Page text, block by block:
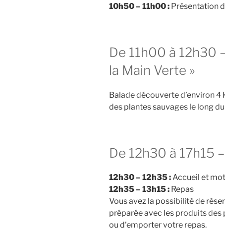
10h50 – 11h00 : Présentation
De 11h00 à 12h30
la Main Verte »
Balade découverte d’environ
des plantes sauvages le long
De 12h30 à 17h15
12h30 – 12h35 :Accueil et
12h35 – 13h15 : Repas
Vous avez la possibilité de
préparée avec les produits
ou d’emporter votre repas.